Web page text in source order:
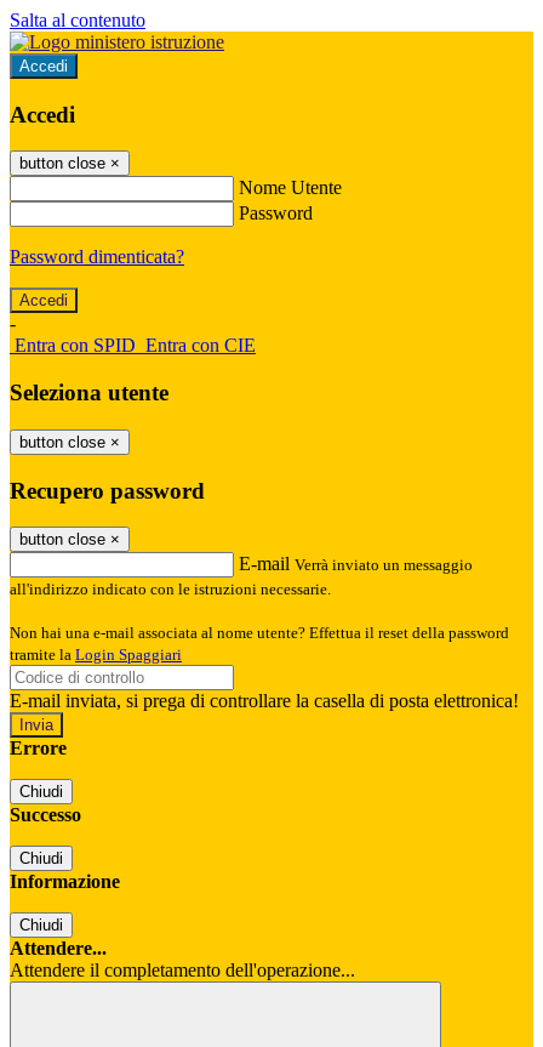
Salta al contenuto
Accedi
Accedi
button close ×
Nome Utente
Password
Password dimenticata?
-
Entra con SPID Entra con CIE
Seleziona utente
button close ×
Recupero password
button close ×
E-mail Verrà inviato un messaggio
all'indirizzo indicato con le istruzioni necessarie.
Non hai una e-mail associata al nome utente? Effettua il reset della password
tramite la Login Spaggiari
E-mail inviata, si prega di controllare la casella di posta elettronica!
Errore
Chiudi
Successo
Chiudi
Informazione
Chiudi
Attendere...
Attendere il completamento dell'operazione...